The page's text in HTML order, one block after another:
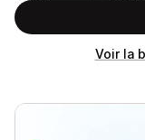
Voir la